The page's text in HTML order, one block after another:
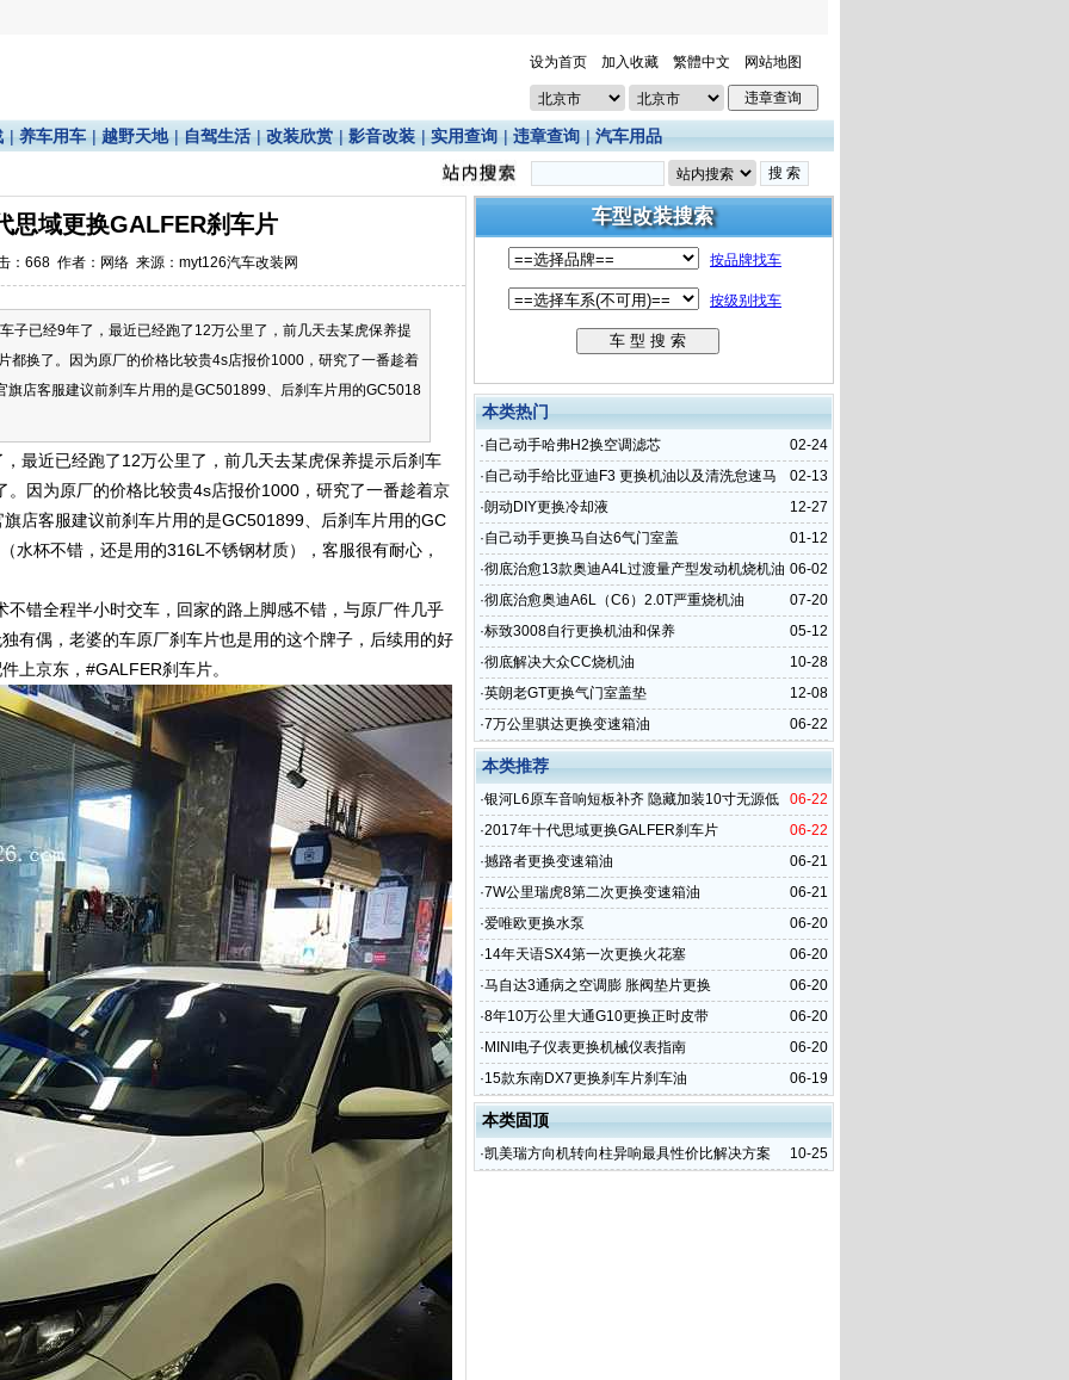
设为首页 加入收藏 繁體中文 网站地图
|养车用车 |越野天地 |自驾生活 |改装欣赏 |影音改装 |实用查询 |违章查询 |汽车用品
思域更换GALFER刹车片
： 668作者：网络 来源：myt126汽车改装网
子已经9年了，最近已经跑了12万公里了，前几天去某虎保养提
都换了。因为原厂的价格比较贵4s店报价1000，研究了一番趁着
旗店客服建议前刹车片用的是GC501899、后刹车片用的GC5018
最近已经跑了12万公里了，前几天去某虎保养提示后刹车
因为原厂的价格比较贵4s店报价1000，研究了一番趁着京
店客服建议前刹车片用的是GC501899、后刹车片用的GC
水杯不错，还是用的316L不锈钢材质），客服很有耐心，
错全程半小时交车，回家的路上脚感不错，与原厂件几乎
有偶，老婆的车原厂刹车片也是用的这个牌子，后续用的好
上京东，#GALFER刹车片。
本类热门
02-24
·自己动手哈弗H2换空调滤芯
02-13
·自己动手给比亚迪F3 更换机油以及清洗怠速马
达
12-27
·朗动DIY更换冷却液
01-12
·自己动手更换马自达6气门室盖
06-02
·彻底治愈13款奥迪A4L过渡量产型发动机烧机油
07-20
·彻底治愈奥迪A6L（C6）2.0T严重烧机油
05-12
·标致3008自行更换机油和保养
10-28
·彻底解决大众CC烧机油
12-08
·英朗老GT更换气门室盖垫
06-22
·7万公里骐达更换变速箱油
本类推荐
06-22
·银河L6原车音响短板补齐 隐藏加装10寸无源低
音
06-22
·2017年十代思域更换GALFER刹车片
06-21
·撼路者更换变速箱油
06-21
·7W公里瑞虎8第二次更换变速箱油
06-20
·爱唯欧更换水泵
06-20
·14年天语SX4第一次更换火花塞
06-20
·马自达3通病之空调膨 胀阀垫片更换
06-20
·8年10万公里大通G10更换正时皮带
06-20
· MINI电子仪表更换机械仪表指南
06-19
·15款东南DX7更换刹车片刹车油
本类固顶
10-25
·凯美瑞方向机转向柱异响最具性价比解决方案